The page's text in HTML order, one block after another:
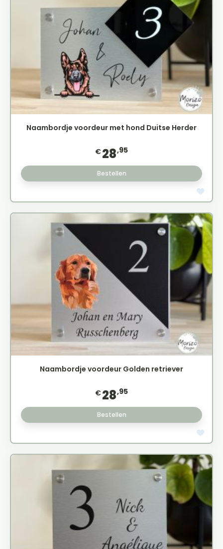
Naambordje voordeur met hond Duitse Herder
€28,95
Bestellen
Naambordje voordeur Golden retriever
€28,95
Bestellen